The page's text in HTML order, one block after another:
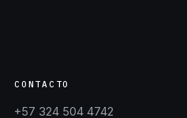
CONTACTO
+57 324 504 4742